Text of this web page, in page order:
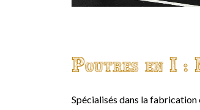
Poutres en I :
Spécialisés dans la